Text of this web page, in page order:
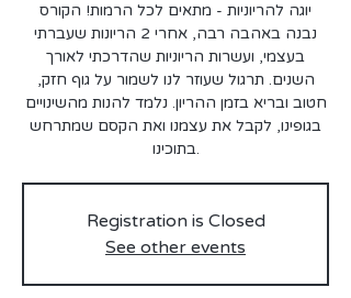
יוגה להריוניות - מתאים לכל הרמות! הקורס
נבנה באהבה רבה, אחרי 2 הריונות שעברתי
בעצמי, ועשרות הריוניות שהדרכתי לאורך
השנים. תרגול שעוזר לנו לשמור על גוף חזק,
חטוב ובריא בזמן ההריון. נלמד להנות מהשינויים
בגופינו, לקבל את עצמנו ואת הקסם שמתרחש
בתוכינו.
Registration is Closed
See other events